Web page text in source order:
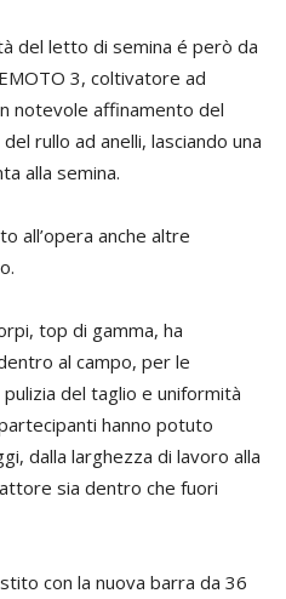
del letto di semina é però da
3, coltivatore ad
notevole affinamento del
rullo ad anelli, lasciando una
alla semina.
all’opera anche altre
top di gamma, ha
al campo, per le
del taglio e uniformità
hanno potuto
dalla larghezza di lavoro alla
sia dentro che fuori
con la nuova barra da 36